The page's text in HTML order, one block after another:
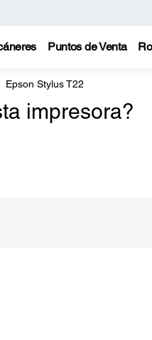
Puntos de Venta
Epson Stylus T22
impresora?